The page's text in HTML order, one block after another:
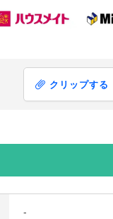
クリップする
-